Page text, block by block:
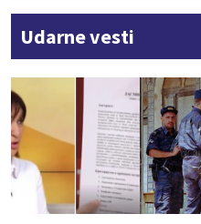
Udarne vesti